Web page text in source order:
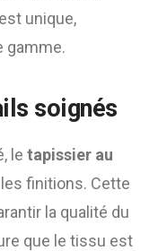
unique,
gamme.
soignés
le tapissier au
finitions. Cette
la qualité du
que le tissu est